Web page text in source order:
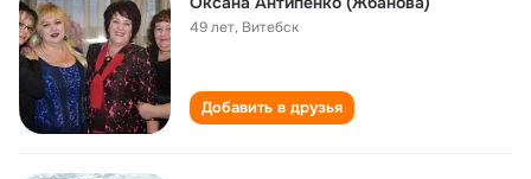
49 лет, Витебск
Добавить в друзья